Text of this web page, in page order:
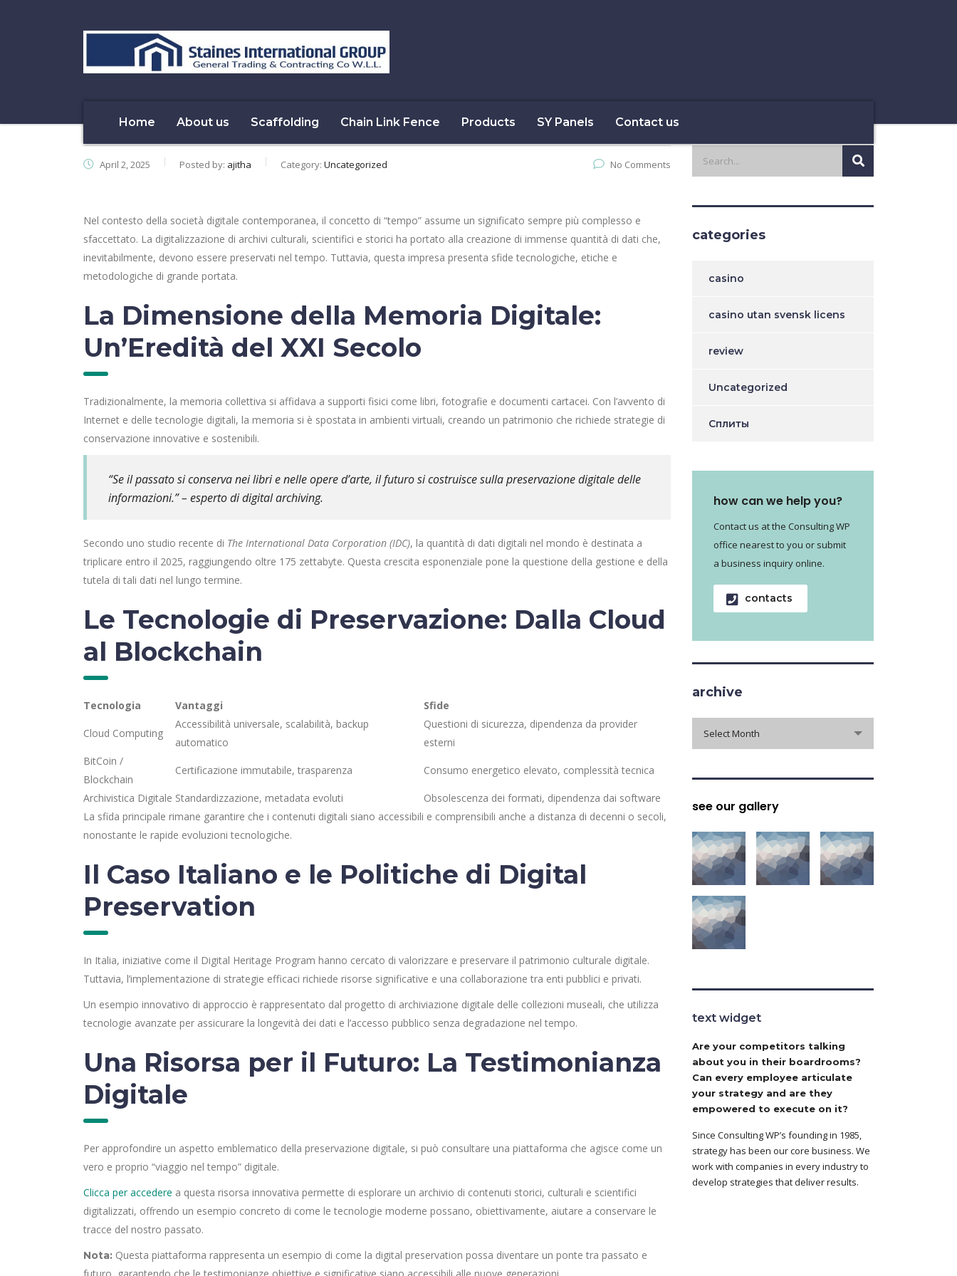
Home About us Scaffolding Chain Link Fence Products SY Panels Contact us
April 2, 2025 Posted by: ajitha Category: Uncategorized No Comments
Nel contesto della società digitale contemporanea, il concetto di “tempo” assume un significato sempre più complesso e
sfaccettato. La digitalizzazione di archivi culturali, scientifici e storici ha portato alla creazione di immense quantità di dati che,
inevitabilmente, devono essere preservati nel tempo. Tuttavia, questa impresa presenta sfide tecnologiche, etiche e
metodologiche di grande portata.
La Dimensione della Memoria Digitale:
Un’Eredità del XXI Secolo
Tradizionalmente, la memoria collettiva si affidava a supporti fisici come libri, fotografie e documenti cartacei. Con l’avvento di
Internet e delle tecnologie digitali, la memoria si è spostata in ambienti virtuali, creando un patrimonio che richiede strategie di
conservazione innovative e sostenibili.
“Se il passato si conserva nei libri e nelle opere d’arte, il futuro si costruisce sulla preservazione digitale delle
informazioni.” – esperto di digital archiving.
Secondo uno studio recente di The International Data Corporation (IDC), la quantità di dati digitali nel mondo è destinata a
triplicare entro il 2025, raggiungendo oltre 175 zettabyte. Questa crescita esponenziale pone la questione della gestione e della
tutela di tali dati nel lungo termine.
Le Tecnologie di Preservazione: Dalla Cloud
al Blockchain
Tecnologia Vantaggi Sfide
Cloud Computing
Accessibilità universale, scalabilità, backup
automatico
Questioni di sicurezza, dipendenza da provider
esterni
BitCoin /
Blockchain
Certificazione immutabile, trasparenza Consumo energetico elevato, complessità tecnica
Archivistica Digitale Standardizzazione, metadata evoluti
Obsolescenza dei formati, dipendenza dai software
La sfida principale rimane garantire che i contenuti digitali siano accessibili e comprensibili anche a distanza di decenni o secoli,
nonostante le rapide evoluzioni tecnologiche.
Il Caso Italiano e le Politiche di Digital
Preservation
In Italia, iniziative come il Digital Heritage Program hanno cercato di valorizzare e preservare il patrimonio culturale digitale.
Tuttavia, l’implementazione di strategie efficaci richiede risorse significative e una collaborazione tra enti pubblici e privati.
Un esempio innovativo di approccio è rappresentato dal progetto di archiviazione digitale delle collezioni museali, che utilizza
tecnologie avanzate per assicurare la longevità dei dati e l’accesso pubblico senza degradazione nel tempo.
Una Risorsa per il Futuro: La Testimonianza
Digitale
Per approfondire un aspetto emblematico della preservazione digitale, si può consultare una piattaforma che agisce come un
vero e proprio “viaggio nel tempo” digitale.
Clicca per accedere a questa risorsa innovativa permette di esplorare un archivio di contenuti storici, culturali e scientifici
digitalizzati, offrendo un esempio concreto di come le tecnologie moderne possano, obiettivamente, aiutare a conservare le
tracce del nostro passato.
Nota: Questa piattaforma rappresenta un esempio di come la digital preservation possa diventare un ponte tra passato e
categories
casino
casino utan svensk licens
review
Uncategorized
Сплиты
how can we help you?
Contact us at the Consulting WP
office nearest to you or submit
a business inquiry online.
contacts
archive
Select Month
see our gallery
text widget
Are your competitors talking
about you in their boardrooms?
Can every employee articulate
your strategy and are they
empowered to execute on it?
Since Consulting WP’s founding in 1985,
strategy has been our core business. We
work with companies in every industry to
develop strategies that deliver results.